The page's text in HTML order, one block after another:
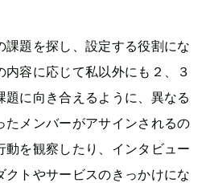
課題を探し、設定する役割にな
内容に応じて私以外にも２、３
題に向き合えるように、異なる
たメンバーがアサインされるの
動を観察したり、インタビュー
クトやサービスのきっかけにな